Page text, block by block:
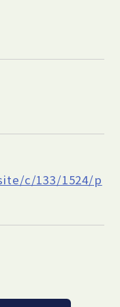
c/133/1524/p